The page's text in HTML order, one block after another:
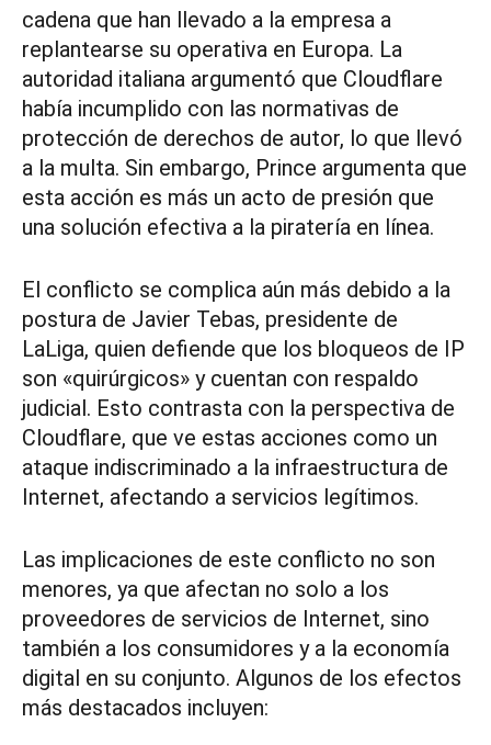
cadena que han llevado a la empresa a
replantearse su operativa en Europa. La
autoridad italiana argumentó que Cloudflare
había incumplido con las normativas de
protección de derechos de autor, lo que llevó
a la multa. Sin embargo, Prince argumenta que
esta acción es más un acto de presión que
una solución efectiva a la piratería en línea.
El conflicto se complica aún más debido a la
postura de Javier Tebas, presidente de
LaLiga, quien defiende que los bloqueos de IP
son «quirúrgicos» y cuentan con respaldo
judicial. Esto contrasta con la perspectiva de
Cloudflare, que ve estas acciones como un
ataque indiscriminado a la infraestructura de
Internet, afectando a servicios legítimos.
Las implicaciones de este conflicto no son
menores, ya que afectan no solo a los
proveedores de servicios de Internet, sino
también a los consumidores y a la economía
digital en su conjunto. Algunos de los efectos
más destacados incluyen: